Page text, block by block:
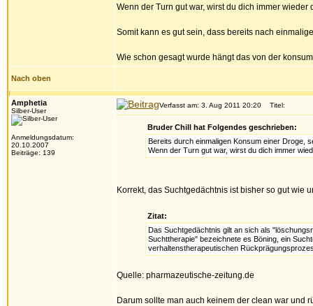
Wenn der Turn gut war, wirst du dich immer wieder
Somit kann es gut sein, dass bereits nach
Wie schon gesagt wurde hängt das von der
Nach oben
Amphetia
Silber-User
Anmeldungsdatum:
20.10.2007
Beiträge: 139
Verfasst am: 3. Aug 2011 20:20 Titel:
Bruder Chill hat Folgendes geschrieben:
Bereits durch einmaligen Konsum einer Droge,
Wenn der Turn gut war, wirst du dich immer
Korrekt, das Suchtgedächtnis ist bisher so gut wie
Zitat:
Das Suchtgedächtnis gilt an sich als
Suchttherapie" bezeichnete es Böning, ein
verhaltenstherapeutischen
Quelle: pharmazeutische-zeitung.de
Darum sollte man auch keinem der clean war und